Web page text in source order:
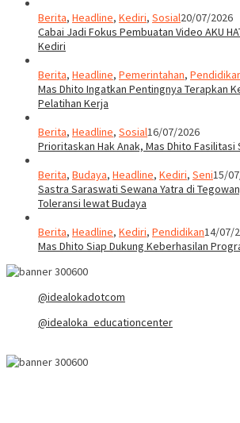
Berita, Headline, Kediri, Sosial20/07/2026
Cabai Jadi Fokus Pembuatan Video AKU
Kediri
Berita, Headline, Pemerintahan,
Mas Dhito Ingatkan Pentingnya Terapkan
Pelatihan Kerja
Berita, Headline, Sosial16/07/2026
Prioritaskan Hak Anak, Mas Dhito Fasilitasi
Berita, Budaya, Headline, Kediri, Seni15/
Sastra Saraswati Sewana Yatra di
Toleransi lewat Budaya
Berita, Headline, Kediri, Pendidikan14/07/
Mas Dhito Siap Dukung Keberhasilan
@idealokadotcom
@idealoka_educationcenter